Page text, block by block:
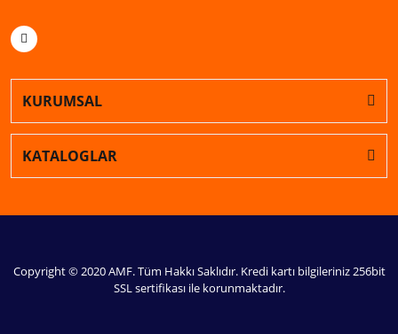
KURUMSAL
KATALOGLAR
Copyright © 2020 AMF. Tüm Hakkı Saklıdır. Kredi kartı bilgileriniz 256bit
SSL sertifikası ile korunmaktadır.